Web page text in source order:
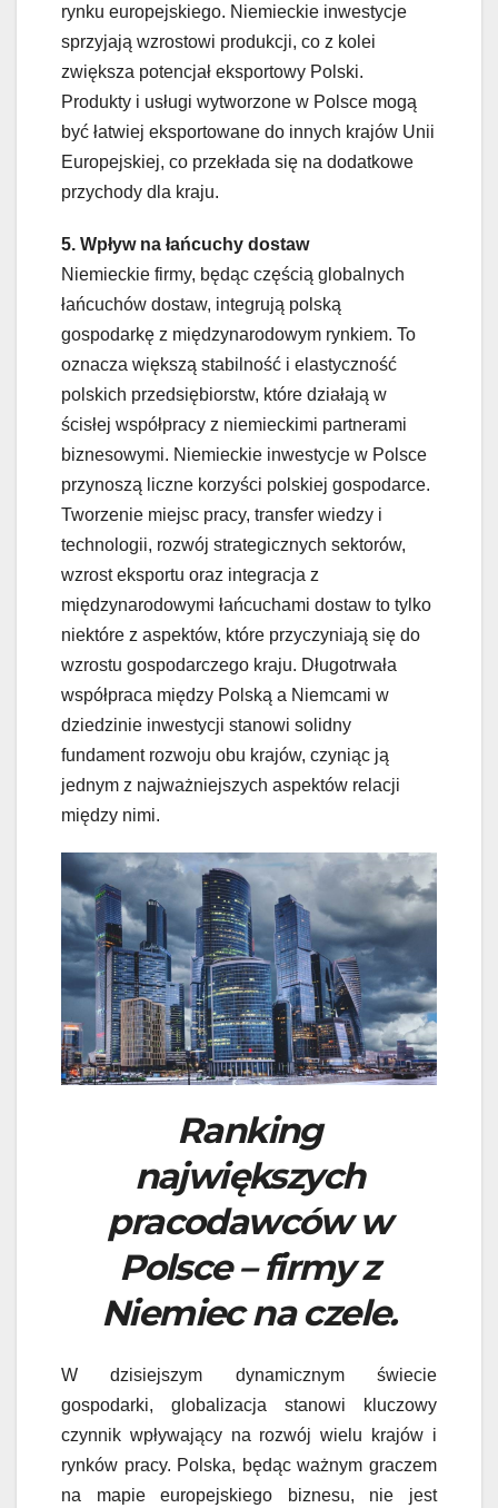
rynku europejskiego. Niemieckie inwestycje
sprzyjają wzrostowi produkcji, co z kolei
zwiększa potencjał eksportowy Polski.
Produkty i usługi wytworzone w Polsce mogą
być łatwiej eksportowane do innych krajów Unii
Europejskiej, co przekłada się na dodatkowe
przychody dla kraju.
5. Wpływ na łańcuchy dostaw
Niemieckie firmy, będąc częścią globalnych
łańcuchów dostaw, integrują polską
gospodarkę z międzynarodowym rynkiem. To
oznacza większą stabilność i elastyczność
polskich przedsiębiorstw, które działają w
ścisłej współpracy z niemieckimi partnerami
biznesowymi. Niemieckie inwestycje w Polsce
przynoszą liczne korzyści polskiej gospodarce.
Tworzenie miejsc pracy, transfer wiedzy i
technologii, rozwój strategicznych sektorów,
wzrost eksportu oraz integracja z
międzynarodowymi łańcuchami dostaw to tylko
niektóre z aspektów, które przyczyniają się do
wzrostu gospodarczego kraju. Długotrwała
współpraca między Polską a Niemcami w
dziedzinie inwestycji stanowi solidny
fundament rozwoju obu krajów, czyniąc ją
jednym z najważniejszych aspektów relacji
między nimi.
Ranking
największych
pracodawców w
Polsce – firmy z
Niemiec na czele.
W dzisiejszym dynamicznym świecie
gospodarki, globalizacja stanowi kluczowy
czynnik wpływający na rozwój wielu krajów i
rynków pracy. Polska, będąc ważnym graczem
na mapie europejskiego biznesu, nie jest